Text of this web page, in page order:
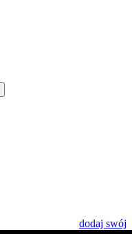
dodaj swój